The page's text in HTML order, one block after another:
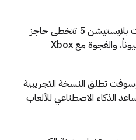
مبيعات بلايستيشن 5 تتخطى حاجز
80 مليوناً، والفجوة مع Xbox
تطلق النسخة التجريبية
الذكاء الاصطناعي للألعاب